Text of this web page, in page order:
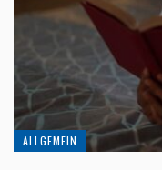
ALLGEMEIN